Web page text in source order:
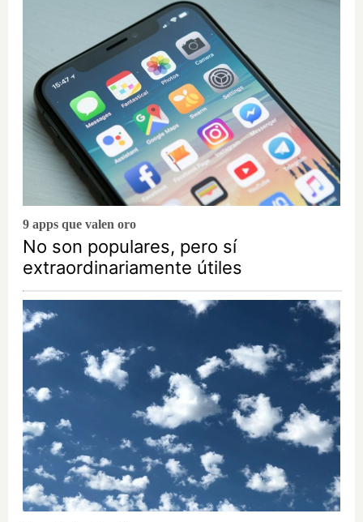
9 apps que valen oro
No son populares, pero sí
extraordinariamente útiles